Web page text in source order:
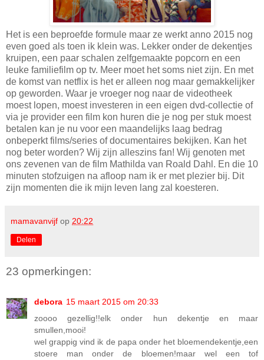
Het is een beproefde formule maar ze werkt anno 2015 nog
even goed als toen ik klein was. Lekker onder de dekentjes
kruipen, een paar schalen zelfgemaakte popcorn en een
leuke familiefilm op tv. Meer moet het soms niet zijn. En met
de komst van netflix is het er alleen nog maar gemakkelijker
op geworden. Waar je vroeger nog naar de videotheek
moest lopen, moest investeren in een eigen dvd-collectie of
via je provider een film kon huren die je nog per stuk moest
betalen kan je nu voor een maandelijks laag bedrag
onbeperkt films/series of documentaires bekijken. Kan het
nog beter worden? Wij zijn alleszins fan! Wij genoten met
ons zevenen van de film Mathilda van Roald Dahl. En die 10
minuten stofzuigen na afloop nam ik er met plezier bij. Dit
zijn momenten die ik mijn leven lang zal koesteren.
mamavanvijf op 20:22
Delen
23 opmerkingen:
debora 15 maart 2015 om 20:33
zoooo gezellig!!elk onder hun dekentje en maar
smullen,mooi!
wel grappig vind ik de papa onder het bloemendekentje,een
stoere man onder de bloemen!maar wel een tof